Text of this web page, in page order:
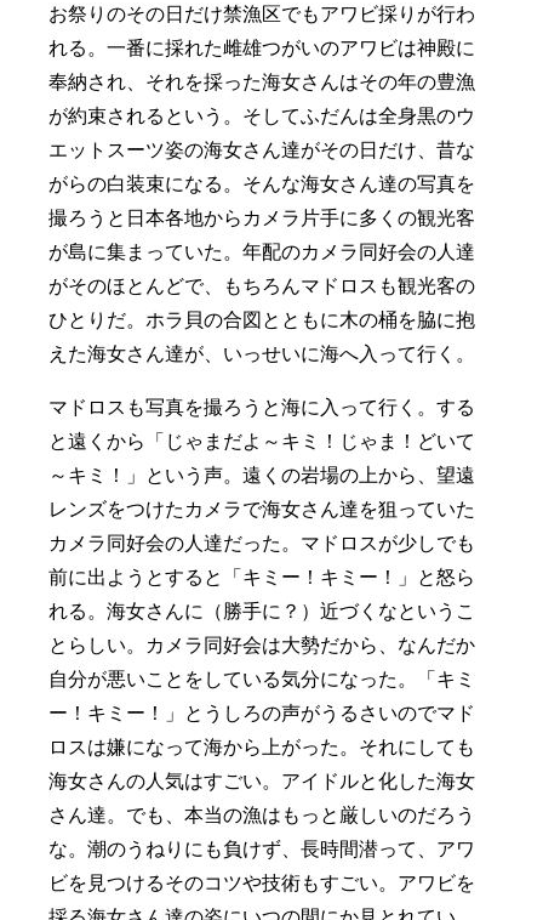
お祭りのその日だけ禁漁区でもアワビ採りが行わ
れる。一番に採れた雌雄つがいのアワビは神殿に
奉納され、それを採った海女さんはその年の豊漁
が約束されるという。そしてふだんは全身黒のウ
エットスーツ姿の海女さん達がその日だけ、昔な
がらの白装束になる。そんな海女さん達の写真を
撮ろうと日本各地からカメラ片手に多くの観光客
が島に集まっていた。年配のカメラ同好会の人達
がそのほとんどで、もちろんマドロスも観光客の
ひとりだ。ホラ貝の合図とともに木の桶を脇に抱
えた海女さん達が、いっせいに海へ入って行く。
マドロスも写真を撮ろうと海に入って行く。する
と遠くから「じゃまだよ～キミ！じゃま！どいて
～キミ！」という声。遠くの岩場の上から、望遠
レンズをつけたカメラで海女さん達を狙っていた
カメラ同好会の人達だった。マドロスが少しでも
前に出ようとすると「キミー！キミー！」と怒ら
れる。海女さんに（勝手に？）近づくなというこ
とらしい。カメラ同好会は大勢だから、なんだか
自分が悪いことをしている気分になった。「キミ
ー！キミー！」とうしろの声がうるさいのでマド
ロスは嫌になって海から上がった。それにしても
海女さんの人気はすごい。アイドルと化した海女
さん達。でも、本当の漁はもっと厳しいのだろう
な。潮のうねりにも負けず、長時間潜って、アワ
ビを見つけるそのコツや技術もすごい。アワビを